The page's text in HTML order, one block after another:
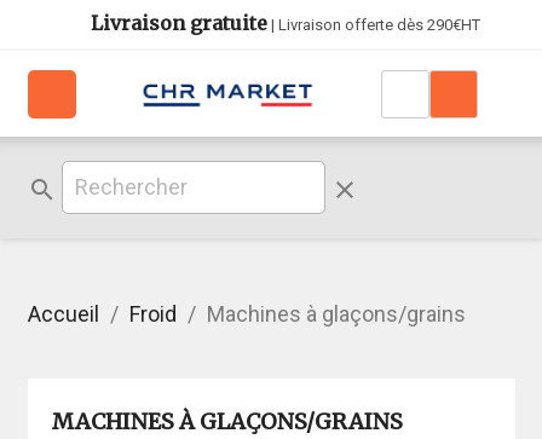
Livraison gratuite| Livraison offerte dès 290€HT
search clear
Accueil Froid Machines à glaçons/grains
MACHINES À GLAÇONS/GRAINS